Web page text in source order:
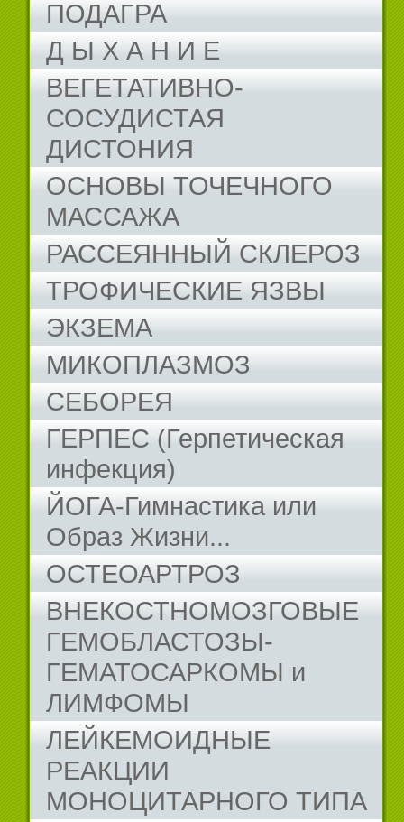
ПОДАГРА
Д Ы Х А Н И Е
ВЕГЕТАТИВНО-
СОСУДИСТАЯ
ДИСТОНИЯ
ОСНОВЫ ТОЧЕЧНОГО
МАССАЖА
РАССЕЯННЫЙ СКЛЕРОЗ
ТРОФИЧЕСКИЕ ЯЗВЫ
ЭКЗЕМА
МИКОПЛАЗМОЗ
СЕБОРЕЯ
ГЕРПЕС (Герпетическая
инфекция)
ЙОГА-Гимнастика или
Образ Жизни...
ОСТЕОАРТРОЗ
ВНЕКОСТНОМОЗГОВЫЕ
ГЕМОБЛАСТОЗЫ-
ГЕМАТОСАРКОМЫ и
ЛИМФОМЫ
ЛЕЙКЕМОИДНЫЕ
РЕАКЦИИ
МОНОЦИТАРНОГО ТИПА